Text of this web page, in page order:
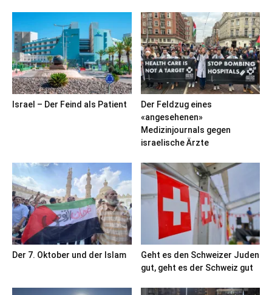
Israel – Der Feind als Patient
Der Feldzug eines
«angesehenen»
Medizinjournals gegen
israelische Ärzte
Der 7. Oktober und der Islam
Geht es den Schweizer Juden
gut, geht es der Schweiz gut